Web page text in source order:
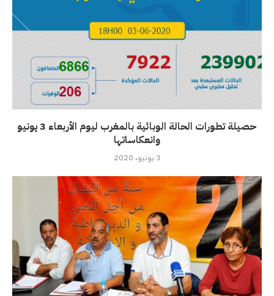
حصيلة تطورات الحالة الوبائية بالمغرب ليوم الأربعاء 3 يونيو
وانعكاساتها
3 يونيو، 2020